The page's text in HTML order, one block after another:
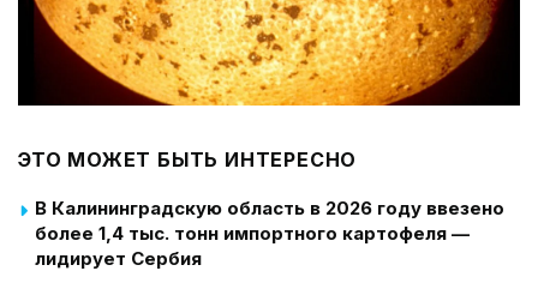
ЭТО МОЖЕТ БЫТЬ ИНТЕРЕСНО
В Калининградскую область в 2026 году ввезено
более 1,4 тыс. тонн импортного картофеля —
лидирует Сербия